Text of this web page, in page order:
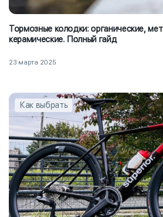
Тормозные колодки: органические,
керамические. Полный гайд
23 марта 2025
Как выбрать